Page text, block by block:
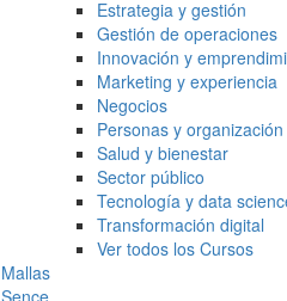
Estrategia y gestión
Gestión de operaciones
Innovación y
Marketing y experiencia
Negocios
Personas y organización
Salud y bienestar
Sector público
Tecnología y data
Transformación digital
Ver todos los Cursos
Mallas